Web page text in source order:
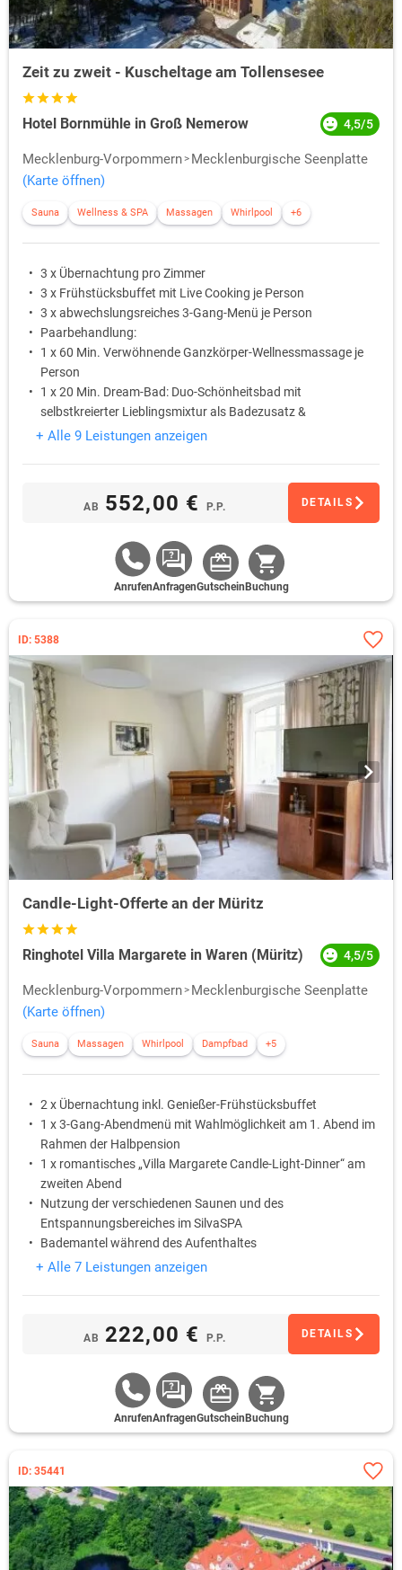
Zeit zu zweit - Kuscheltage am Tollensesee
Hotel Bornmühle in Groß Nemerow 4,5/5
Mecklenburg-Vorpommern
Mecklenburgische Seenplatte
(Karte öffnen)
Sauna Wellness & SPA Massagen Whirlpool +6
3 x Übernachtung pro Zimmer
3 x Frühstücksbuffet mit Live Cooking je Person
3 x abwechslungsreiches 3-Gang-Menü je Person
Paarbehandlung:
1 x 60 Min. Verwöhnende Ganzkörper-Wellnessmassage je
Person
1 x 20 Min. Dream-Bad: Duo-Schönheitsbad mit
selbstkreierter Lieblingsmixtur als Badezusatz &
Champagner je Person
+ Alle 9 Leistungen anzeigen
AB 552,00 € P.P. DETAILS
AnrufenAnfragenGutschein Buchung
ID: 5388
Candle-Light-Offerte an der Müritz
Ringhotel Villa Margarete in Waren (Müritz) 4,5/5
Mecklenburg-Vorpommern
Mecklenburgische Seenplatte
(Karte öffnen)
Sauna Massagen Whirlpool Dampfbad +5
2 x Übernachtung inkl. Genießer-Frühstücksbuffet
1 x 3-Gang-Abendmenü mit Wahlmöglichkeit am 1. Abend im
Rahmen der Halbpension
1 x romantisches „Villa Margarete Candle-Light-Dinner“ am
zweiten Abend
Nutzung der verschiedenen Saunen und des
Entspannungsbereiches im SilvaSPA
Bademantel während des Aufenthaltes
Nutzung Internet / W-Lan
+ Alle 7 Leistungen anzeigen
AB 222,00 € P.P. DETAILS
AnrufenAnfragenGutschein Buchung
ID: 35441